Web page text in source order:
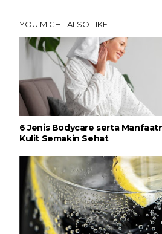
YOU MIGHT ALSO LIKE
6 Jenis Bodycare serta
Kulit Semakin Sehat